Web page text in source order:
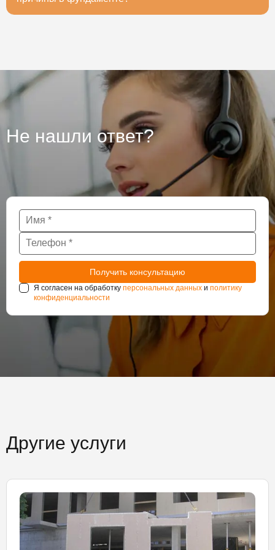
основанием, если с фундаментов все в порядке, то
причина может быть в самой конструкции, а так же
ее элементов. В этом случае стоит провести полное
обследования здания, пока не поздно. После
обследования проблемы можно устранить,
усилением конструкции в слабых местах, а трещины
исправит методами иньюктирования или
торкретирования. Во время проведенное
обследования - залог надежности, долгого срока
службы конструкции и вашего спокойствия.
Не нашли ответ?
Я согласен на обработку персональных данных и политику
конфиденциальности
Другие услуги